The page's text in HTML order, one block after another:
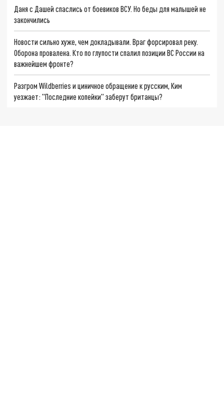
Даня с Дашей спаслись от боевиков ВСУ. Но беды для малышей не
закончились
Новости сильно хуже, чем докладывали. Враг форсировал реку.
Оборона провалена. Кто по глупости спалил позиции ВС России на
важнейшем фронте?
Разгром Wildberries и циничное обращение к русским, Ким
уезжает: "Последние копейки" заберут британцы?